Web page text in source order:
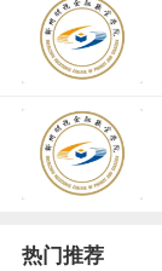
热门推荐